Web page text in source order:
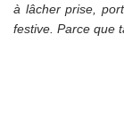
à lâcher prise,
festive. Parce que